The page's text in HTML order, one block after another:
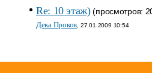
Re: 10 этаж)(просмотров:
Дека Проков , 27.01.2009 10:54